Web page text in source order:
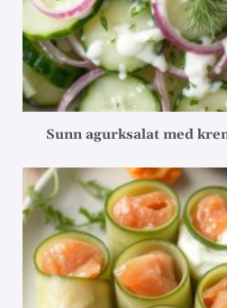
Sunn agurksalat med